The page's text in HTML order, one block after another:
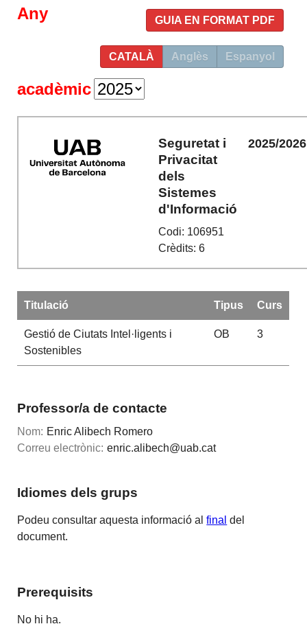
GUIA EN FORMAT PDF
CATALÀ Anglès Espanyol
Any
acadèmic
Seguretat i
Privacitat
dels
Sistemes
d'Informació
Codi: 106951
Crèdits: 6
2025/2026
Titulació Tipus Curs
Gestió de Ciutats Intel·ligents i
Sostenibles
OB 3
Professor/a de contacte
Nom: Enric Alibech Romero
Correu electrònic: enric.alibech@uab.cat
Idiomes dels grups
Podeu consultar aquesta informació alfinal del
document.
Prerequisits
No hi ha.